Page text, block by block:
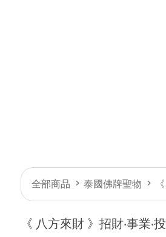
全部商品 泰國佛牌聖物
《 八方來財 》招財‧事業‧